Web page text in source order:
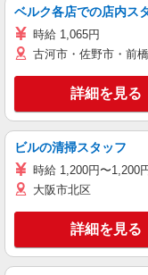
ベルク各店での店内ス
時給 1,065円
古河市・佐野市・前
詳細を見る
ビルの清掃スタッフ
時給 1,200円〜1,200
大阪市北区
詳細を見る